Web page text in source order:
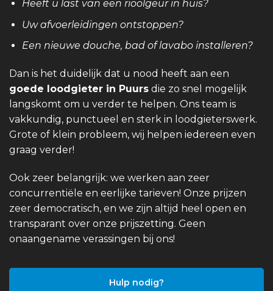
Heeft u last van een rioolgeur in huis?
Uw afvoerleidingen ontstoppen?
Een nieuwe douche, bad of lavabo installeren?
Dan is het duidelijk dat u nood heeft aan een
goede loodgieter in Puurs die zo snel mogelijk
langskomt om u verder te helpen. Ons team is
vakkundig, punctueel en sterk in loodgieterswerk.
Grote of klein probleem, wij helpen iedereen even
graag verder!
Ook zeer belangrijk: we werken aan zeer
concurrentiële en eerlijke tarieven! Onze prijzen
zeer democratisch, en we zijn altijd heel open en
transparant over onze prijszetting. Geen
onaangename verassingen bij ons!
Hulp nodig?